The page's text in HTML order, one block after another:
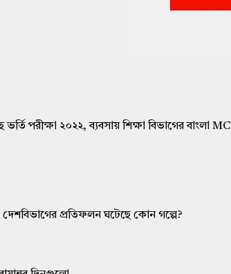
ভর্তি পরীক্ষা ২০২২, ব্যবসায় শিক্ষা বিভাগের বাংলা
দেশবিভাগের প্রতিফলন ঘটেছে কোন গল্পে?